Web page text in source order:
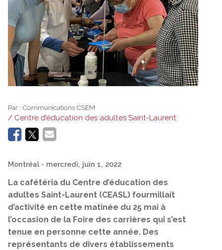
Par : Communications CSEM
/ Centre d’éducation des adultes Saint-Laurent
Montréal - mercredi, juin 1, 2022
La cafétéria du Centre d’éducation des
adultes Saint-Laurent (CEASL) fourmillait
d’activité en cette matinée du 25 mai à
l’occasion de la Foire des carrières qui s’est
tenue en personne cette année. Des
représentants de divers établissements